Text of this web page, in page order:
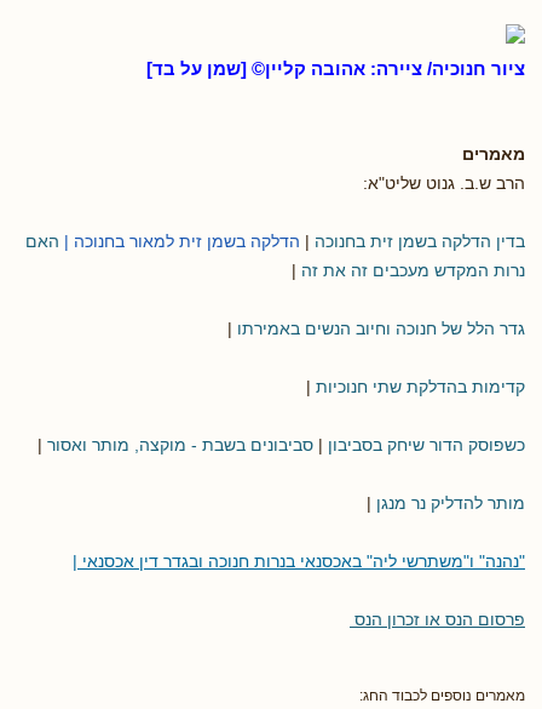
ציור חנוכיה/ ציירה: אהובה קליין© [שמן על בד]
מאמרים
הרב ש.ב. גנוט שליט"א:
בדין הדלקה בשמן זית בחנוכה | הדלקה בשמן זית למאור בחנוכה | האם
נרות המקדש מעכבים זה את זה |
גדר הלל של חנוכה וחיוב הנשים באמירתו |
קדימות בהדלקת שתי חנוכיות |
כשפוסק הדור שיחק בסביבון | סביבונים בשבת - מוקצה, מותר ואסור |
מותר להדליק נר מנגן |
"נהנה" ו"משתרשי ליה" באכסנאי בנרות חנוכה ובגדר דין אכסנאי |
פרסום הנס או זכרון הנס
מאמרים נוספים לכבוד החג: